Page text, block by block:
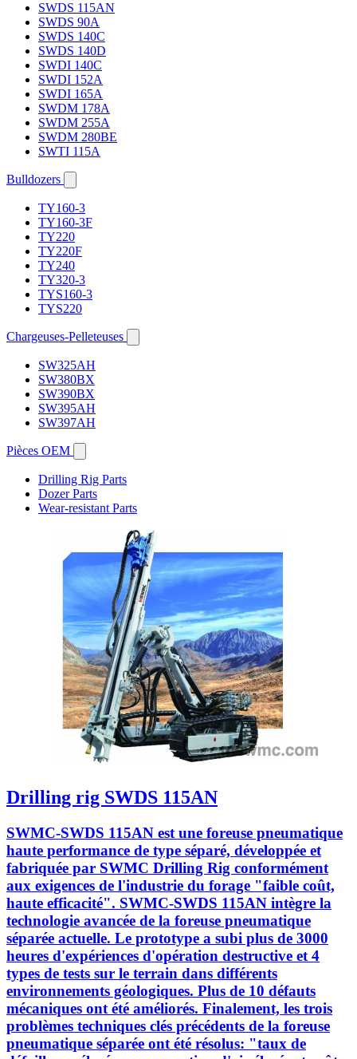
SWDS 115AN
SWDS 90A
SWDS 140C
SWDS 140D
SWDI 140C
SWDI 152A
SWDI 165A
SWDM 178A
SWDM 255A
SWDM 280BE
SWTI 115A
Bulldozers
TY160-3
TY160-3F
TY220
TY220F
TY240
TY320-3
TYS160-3
TYS220
Chargeuses-Pelleteuses
SW325AH
SW380BX
SW390BX
SW395AH
SW397AH
Pièces OEM
Drilling Rig Parts
Dozer Parts
Wear-resistant Parts
Drilling rig SWDS 115AN
SWMC-SWDS 115AN est une foreuse pneumatique
haute performance de type séparé, développée et
fabriquée par SWMC Drilling Rig conformément
aux exigences de l'industrie du forage "faible coût,
haute efficacité". SWMC-SWDS 115AN intègre la
technologie avancée de la foreuse pneumatique
séparée actuelle. Le prototype a subi plus de 3000
heures d'expériences d'opération destructive et 4
types de tests sur le terrain dans différents
environnements géologiques. Plus de 10 défauts
mécaniques ont été améliorés. Finalement, les trois
problèmes techniques clés précédents de la foreuse
pneumatique séparée ont été résolus: "taux de